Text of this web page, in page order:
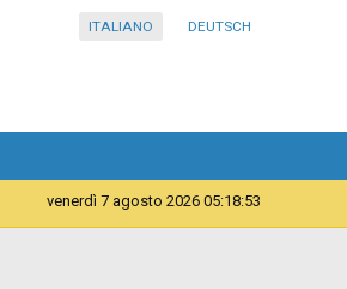
ITALIANO DEUTSCH
venerdì 7 agosto 2026 05:18:53